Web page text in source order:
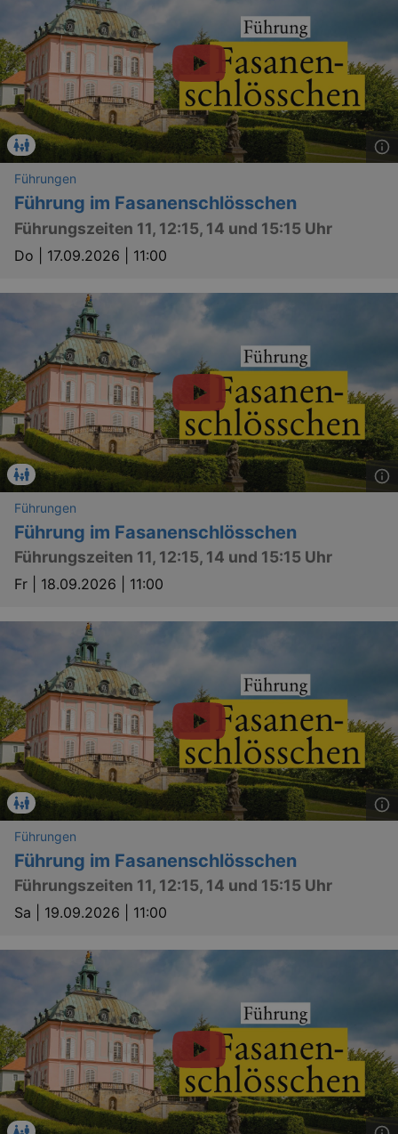
Führungen
Führung im Fasanenschlösschen
Führungszeiten 11, 12:15, 14 und 15:15 Uhr
Do | 17.09.2026 | 11:00
Führungen
Führung im Fasanenschlösschen
Führungszeiten 11, 12:15, 14 und 15:15 Uhr
Fr | 18.09.2026 | 11:00
Führungen
Führung im Fasanenschlösschen
Führungszeiten 11, 12:15, 14 und 15:15 Uhr
Sa | 19.09.2026 | 11:00
_gid
Google LLC
.kulturkalender-
dresden.reservix.de
1
_gat_UA-12823294-20
GPS
.youtube.com
VISITOR_INFO1_LIVE
Google LLC
.youtube.com